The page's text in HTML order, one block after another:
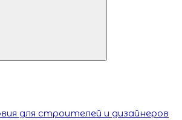
для строителей и дизайнеров